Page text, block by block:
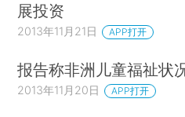
展投资
2013年11月21日 APP打开
报告称非洲儿童福祉状
2013年11月20日 APP打开